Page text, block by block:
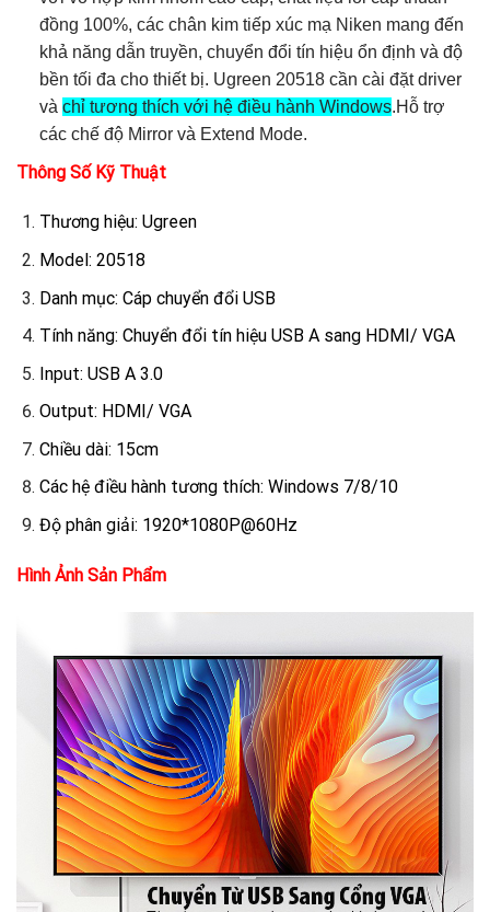
đồng 100%, các chân kim tiếp xúc mạ Niken mang đến
khả năng dẫn truyền, chuyển đổi tín hiệu ổn định và độ
bền tối đa cho thiết bị. Ugreen 20518 cần cài đặt driver
và chỉ tương thích với hệ điều hành Windows.Hỗ trợ
các chế độ Mirror và Extend Mode.
Thông Số Kỹ Thuật
Thương hiệu: Ugreen
Model: 20518
Danh mục: Cáp chuyển đổi USB
Tính năng: Chuyển đổi tín hiệu USB A sang HDMI/ VGA
Input: USB A 3.0
Output: HDMI/ VGA
Chiều dài: 15cm
Các hệ điều hành tương thích: Windows 7/8/10
Độ phân giải: 1920*1080P@60Hz
​Hình Ảnh Sản Phẩm